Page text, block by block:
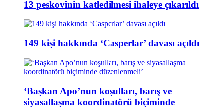
13 peskovînin katledilmesi ihaleye çıkarıldı
149 kişi hakkında ‘Casperlar’ davası açıldı
‘Başkan Apo’nun koşulları, barış ve
siyasallaşma koordinatörü biçiminde